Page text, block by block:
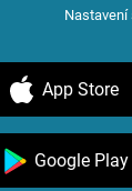
App Store
Google Play